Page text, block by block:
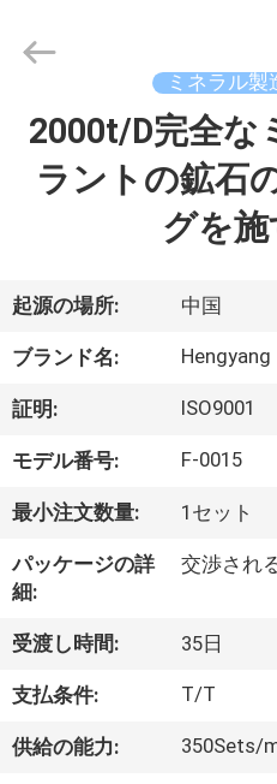
家
ダ
ク
ト
私
に
つ
い
て
2021
Industrial
ミネラル製
2000t/D完全な
ラントの鉱石
グを施
起源の場所: 中国
ブランド名: Hengyang
証明: ISO9001
モデル番号: F-0015
最小注文数量: 1セット
パッケージの詳
細:
交渉され
受渡し時間: 35日
支払条件: T/T
供給の能力: 350Sets/